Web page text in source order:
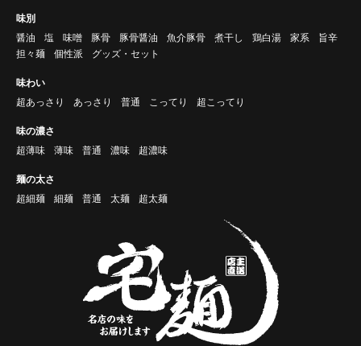
味別
醤油
塩 味噌 豚骨 豚骨醤油 魚介豚骨 煮干し 鶏白湯 家系
旨辛
担々麺
個性派 グッズ・セット
味わい
超あっさり
あっさり 普通 こってり 超こってり
味の濃さ
超薄味
薄味 普通 濃味 超濃味
麺の太さ
超細麺
細麺 普通 太麺 超太麺